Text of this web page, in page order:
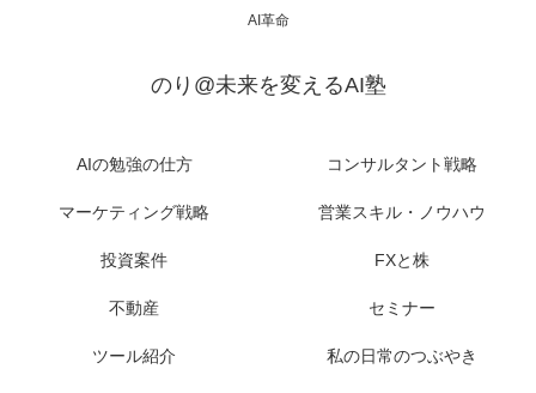
AI革命
のり@未来を変えるAI塾
AIの勉強の仕方 コンサルタント戦略
マーケティング戦略 営業スキル・ノウハウ
投資案件 FXと株
不動産 セミナー
ツール紹介 私の日常のつぶやき